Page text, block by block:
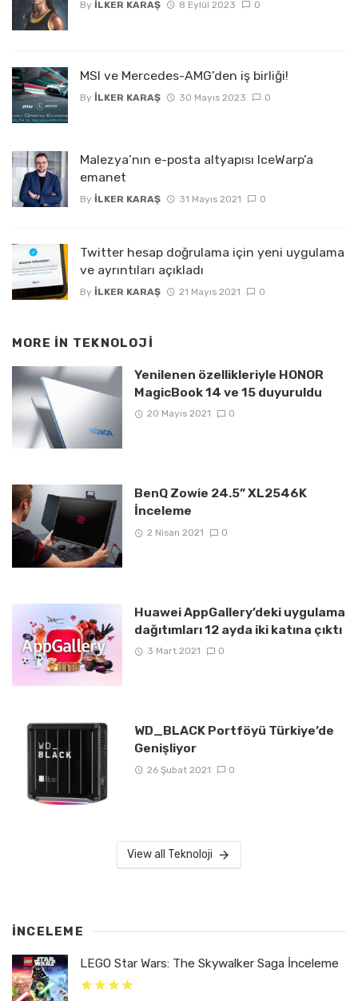
By İLKER KARAŞ 8 Eylül 2023 0
MSI ve Mercedes-AMG’den iş birliği!
By İLKER KARAŞ 30 Mayıs 2023 0
Malezya’nın e-posta altyapısı IceWarp’a
emanet
By İLKER KARAŞ 31 Mayıs 2021 0
Twitter hesap doğrulama için yeni uygulama
ve ayrıntıları açıkladı
By İLKER KARAŞ 21 Mayıs 2021 0
MORE IN TEKNOLOJI
Yenilenen özellikleriyle HONOR
MagicBook 14 ve 15 duyuruldu
20 Mayıs 2021 0
BenQ Zowie 24.5” XL2546K
İnceleme
2 Nisan 2021 0
Huawei AppGallery’deki uygulama
dağıtımları 12 ayda iki katına çıktı
3 Mart 2021 0
WD_BLACK Portföyü Türkiye’de
Genişliyor
26 Şubat 2021 0
View all Teknoloji
İNCELEME
LEGO Star Wars: The Skywalker Saga İnceleme